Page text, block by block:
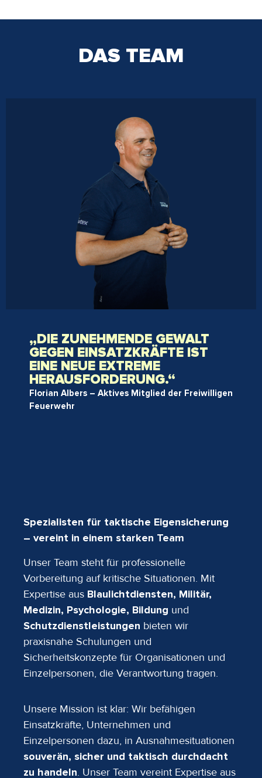
DAS TEAM
„DIE ZUNEHMENDE GEWALT
GEGEN EINSATZKRÄFTE IST
EINE NEUE EXTREME
HERAUSFORDERUNG.“
Florian Albers – Aktives Mitglied der Freiwilligen
Feuerwehr
Spezialisten für taktische Eigensicherung
– vereint in einem starken Team
Unser Team steht für professionelle
Vorbereitung auf kritische Situationen. Mit
Expertise aus Blaulichtdiensten, Militär,
Medizin, Psychologie, Bildung und
Schutzdienstleistungen bieten wir
praxisnahe Schulungen und
Sicherheitskonzepte für Organisationen und
Einzelpersonen, die Verantwortung tragen.
Unsere Mission ist klar: Wir befähigen
Einsatzkräfte, Unternehmen und
Einzelpersonen dazu, in Ausnahmesituationen
souverän, sicher und taktisch durchdacht
zu handeln. Unser Team vereint Expertise aus